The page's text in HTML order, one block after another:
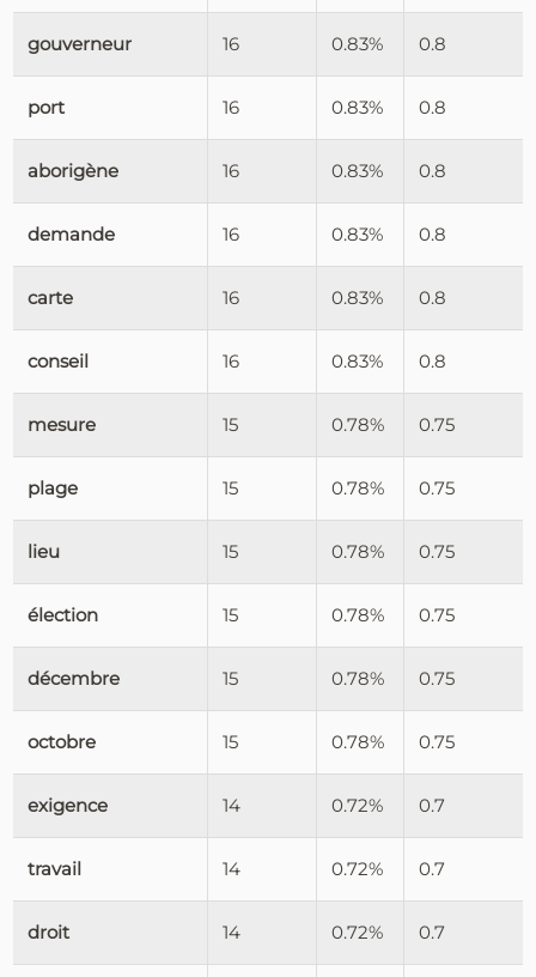
gouverneur 16 0.83% 0.8
port 16 0.83% 0.8
aborigène 16 0.83% 0.8
demande 16 0.83% 0.8
carte 16 0.83% 0.8
conseil 16 0.83% 0.8
mesure 15 0.78% 0.75
plage 15 0.78% 0.75
lieu 15 0.78% 0.75
élection 15 0.78% 0.75
décembre 15 0.78% 0.75
octobre 15 0.78% 0.75
exigence 14 0.72% 0.7
travail 14 0.72% 0.7
droit 14 0.72% 0.7